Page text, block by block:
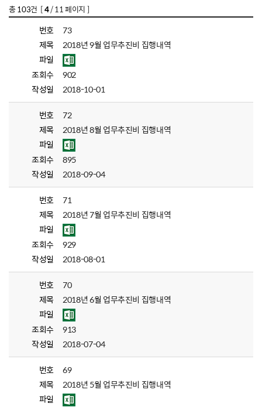
총103건 [4/ 11 페이지 ]
번호
73
제목
2018년 9월 업무추진비 집행내역
파일
조회수
902
작성일
2018-10-01
번호
72
제목
2018년 8월 업무추진비 집행내역
파일
조회수
895
작성일
2018-09-04
번호
71
제목
2018년 7월 업무추진비 집행내역
파일
조회수
929
작성일
2018-08-01
번호
70
제목
2018년 6월 업무추진비 집행내역
파일
조회수
913
작성일
2018-07-04
번호
69
제목
2018년 5월 업무추진비 집행내역
파일